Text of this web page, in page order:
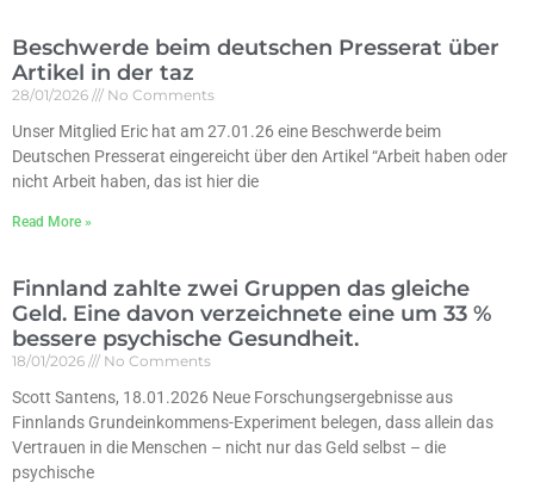
Beschwerde beim deutschen Presserat über
Artikel in der taz
28/01/2026 No Comments
Unser Mitglied Eric hat am 27.01.26 eine Beschwerde beim
Deutschen Presserat eingereicht über den Artikel “Arbeit haben oder
nicht Arbeit haben, das ist hier die
Read More »
Finnland zahlte zwei Gruppen das gleiche
Geld. Eine davon verzeichnete eine um 33 %
bessere psychische Gesundheit.
18/01/2026 No Comments
Scott Santens, 18.01.2026 Neue Forschungsergebnisse aus
Finnlands Grundeinkommens-Experiment belegen, dass allein das
Vertrauen in die Menschen – nicht nur das Geld selbst – die
psychische